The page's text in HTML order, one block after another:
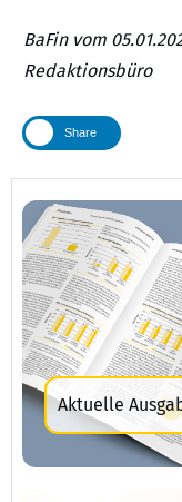
BaFin vom
Redaktionsbüro
Share
Aktuelle